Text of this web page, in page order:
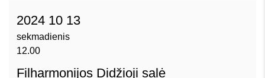
2024 10 13
sekmadienis
12.00
Filharmonijos Didžioji salė